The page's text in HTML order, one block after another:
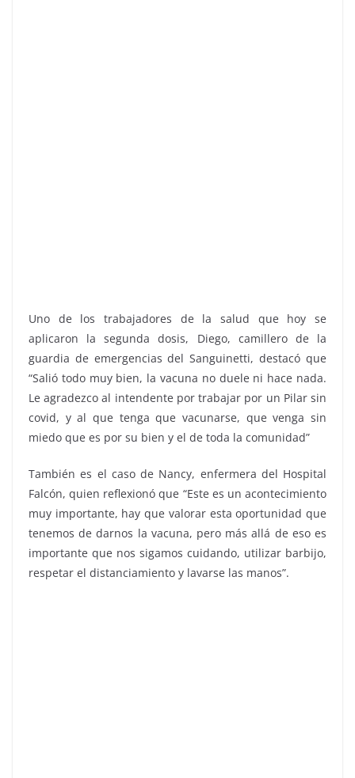
Uno de los trabajadores de la salud que hoy se
aplicaron la segunda dosis, Diego, camillero de la
guardia de emergencias del Sanguinetti, destacó que
“Salió todo muy bien, la vacuna no duele ni hace nada.
Le agradezco al intendente por trabajar por un Pilar sin
covid, y al que tenga que vacunarse, que venga sin
miedo que es por su bien y el de toda la comunidad”
También es el caso de Nancy, enfermera del Hospital
Falcón, quien reflexionó que “Este es un acontecimiento
muy importante, hay que valorar esta oportunidad que
tenemos de darnos la vacuna, pero más allá de eso es
importante que nos sigamos cuidando, utilizar barbijo,
respetar el distanciamiento y lavarse las manos”.